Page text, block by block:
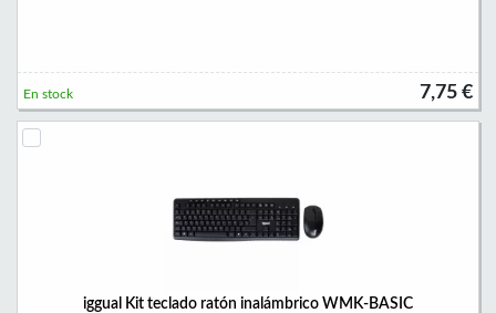
7,75 €
En stock
iggual Kit teclado ratón inalámbrico WMK-BASIC